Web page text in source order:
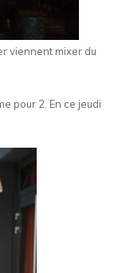
viennent mixer du
pour 2. En ce jeudi